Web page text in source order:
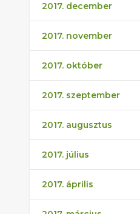
2017. december
2017. november
2017. október
2017. szeptember
2017. augusztus
2017. július
2017. április